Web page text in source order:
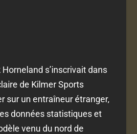
Horneland s’inscrivait dans
de Kilmer Sports
sur un entraîneur étranger,
données statistiques et
venu du nord de